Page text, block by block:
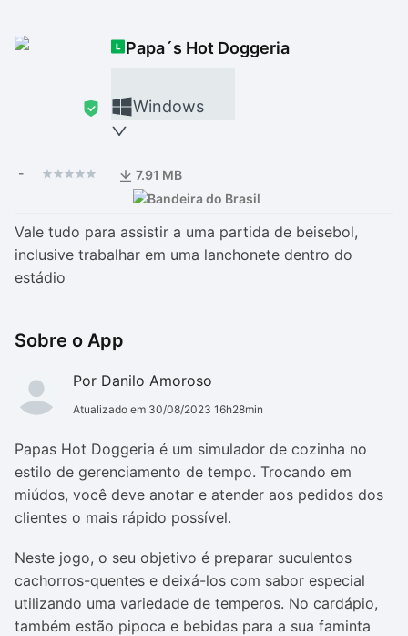
Papa´s Hot Doggeria
Windows
- 7.91 MB
Vale tudo para assistir a uma partida de beisebol,
inclusive trabalhar em uma lanchonete dentro do
estádio
Sobre o App
Por Danilo Amoroso
Atualizado em 30/08/2023 16h28min
Papas Hot Doggeria é um simulador de cozinha no
estilo de gerenciamento de tempo. Trocando em
miúdos, você deve anotar e atender aos pedidos dos
clientes o mais rápido possível.
Neste jogo, o seu objetivo é preparar suculentos
cachorros-quentes e deixá-los com sabor especial
utilizando uma variedade de temperos. No cardápio,
também estão pipoca e bebidas para a sua faminta